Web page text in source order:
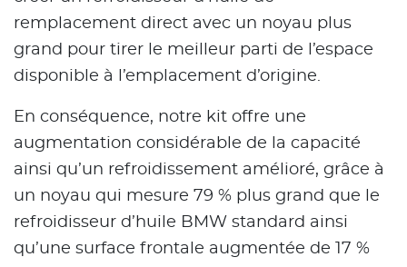
remplacement direct avec un noyau plus
grand pour tirer le meilleur parti de l’espace
disponible à l’emplacement d’origine.
En conséquence, notre kit offre une
augmentation considérable de la capacité
ainsi qu’un refroidissement amélioré, grâce à
un noyau qui mesure 79 % plus grand que le
refroidisseur d’huile BMW standard ainsi
qu’une surface frontale augmentée de 17 %